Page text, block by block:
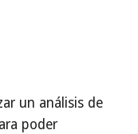
un análisis de
poder